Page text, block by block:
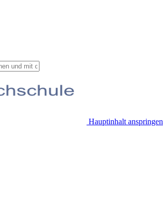
Hauptinhalt anspringen